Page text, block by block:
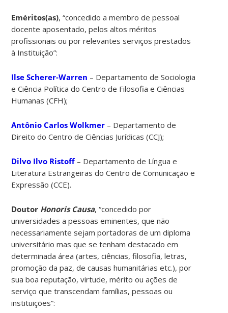
Eméritos(as), “concedido a membro de pessoal
docente aposentado, pelos altos méritos
profissionais ou por relevantes serviços prestados
à Instituição”:
Ilse Scherer-Warren – Departamento de Sociologia
e Ciência Política do Centro de Filosofia e Ciências
Humanas (CFH);
Antônio Carlos Wolkmer – Departamento de
Direito do Centro de Ciências Jurídicas (CCJ);
Dilvo Ilvo Ristoff– Departamento de Língua e
Literatura Estrangeiras do Centro de Comunicação e
Expressão (CCE).
Doutor Honoris Causa, “concedido por
universidades a pessoas eminentes, que não
necessariamente sejam portadoras de um diploma
universitário mas que se tenham destacado em
determinada área (artes, ciências, filosofia, letras,
promoção da paz, de causas humanitárias etc.), por
sua boa reputação, virtude, mérito ou ações de
serviço que transcendam famílias, pessoas ou
instituições”: